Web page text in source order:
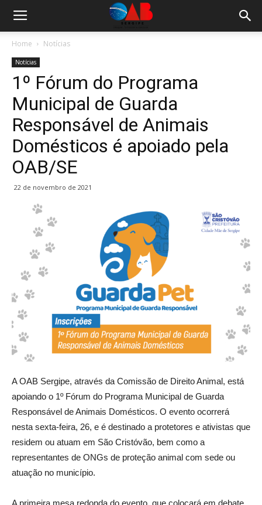
Home Notícias
Notícias
1º Fórum do Programa
Municipal de Guarda
Responsável de Animais
Domésticos é apoiado pela
OAB/SE
22 de novembro de 2021
A OAB Sergipe, através da Comissão de Direito Animal, está
apoiando o 1º Fórum do Programa Municipal de Guarda
Responsável de Animais Domésticos. O evento ocorrerá
nesta sexta-feira, 26, e é destinado a protetores e ativistas que
residem ou atuam em São Cristóvão, bem como a
representantes de ONGs de proteção animal com sede ou
atuação no município.
A primeira mesa redonda do evento, que colocará em debate